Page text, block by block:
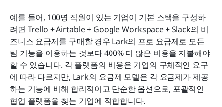
예를 들어, 100명 직원이 있는 기업이 기본 스택을 구성하
려면 Trello + Airtable + Google Workspace + Slack의 비
즈니스 요금제를 구매할 경우 Lark의 프로 요금제로 모든
팀 기능을 이용하는 것보다 400% 더 많은 비용을 지불해야
할 수 있습니다. 각 플랫폼의 비용은 기업의 구체적인 요구
에 따라 다르지만, Lark의 요금제 모델은 각 요금제가 제공
하는 기능에 비해 합리적이고 단순한 옵션으로, 포괄적인
협업 플랫폼을 찾는 기업에 적합합니다.